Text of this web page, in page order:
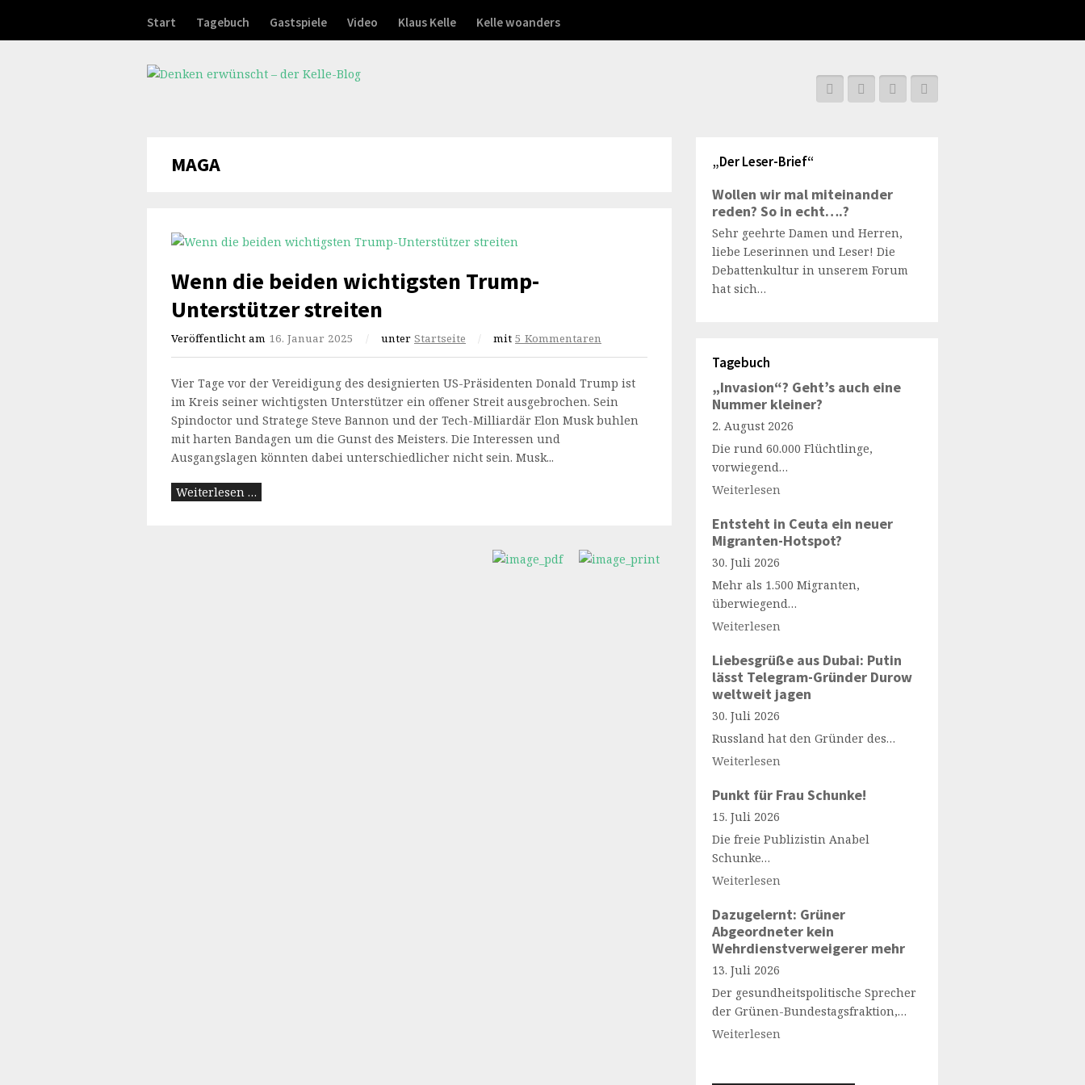
Start Tagebuch Gastspiele Video Klaus Kelle Kelle woanders
MAGA
Wenn die beiden wichtigsten Trump-
Unterstützer streiten
Veröffentlicht am 16. Januar 2025 / unter Startseite / mit 5 Kommentaren
Vier Tage vor der Vereidigung des designierten US-Präsidenten Donald Trump ist
im Kreis seiner wichtigsten Unterstützer ein offener Streit ausgebrochen. Sein
Spindoctor und Stratege Steve Bannon und der Tech-Milliardär Elon Musk buhlen
mit harten Bandagen um die Gunst des Meisters. Die Interessen und
Ausgangslagen könnten dabei unterschiedlicher nicht sein. Musk...
Weiterlesen …
„Der Leser-Brief“
Wollen wir mal miteinander
reden? So in echt….?
Sehr geehrte Damen und Herren,
liebe Leserinnen und Leser! Die
Debattenkultur in unserem Forum
hat sich…
Tagebuch
„Invasion“? Geht’s auch eine
Nummer kleiner?
2. August 2026
Die rund 60.000 Flüchtlinge,
vorwiegend…
Weiterlesen
Entsteht in Ceuta ein neuer
Migranten-Hotspot?
30. Juli 2026
Mehr als 1.500 Migranten,
überwiegend…
Weiterlesen
Liebesgrüße aus Dubai: Putin
lässt Telegram-Gründer Durow
weltweit jagen
30. Juli 2026
Russland hat den Gründer des…
Weiterlesen
Punkt für Frau Schunke!
15. Juli 2026
Die freie Publizistin Anabel
Schunke…
Weiterlesen
Dazugelernt: Grüner
Abgeordneter kein
Wehrdienstverweigerer mehr
13. Juli 2026
Der gesundheitspolitische Sprecher
der Grünen-Bundestagsfraktion,…
Weiterlesen